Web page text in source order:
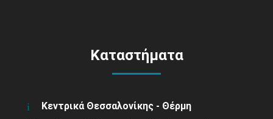
Καταστήματα
Κεντρικά Θεσσαλονίκης - Θέρμη